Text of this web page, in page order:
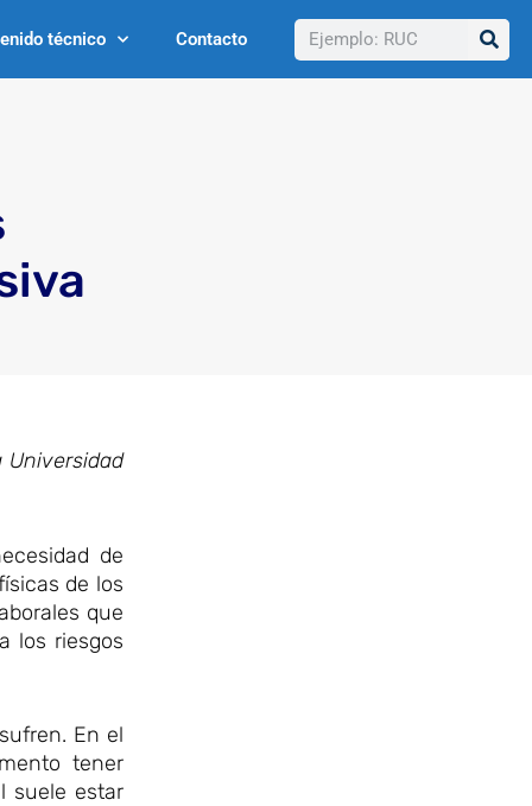
técnico Contacto Buscar
Universidad
de
de los
que
los riesgos
En el
tener
suele estar